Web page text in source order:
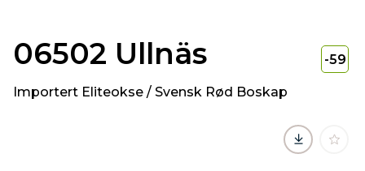
06502 Ullnäs
Importert Eliteokse / Svensk Rød Boskap
-59